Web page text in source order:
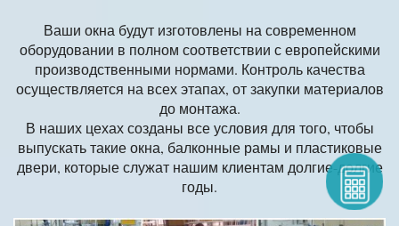
Ваши окна будут изготовлены на современном
оборудовании в полном соответствии с европейскими
производственными нормами. Контроль качества
осуществляется на всех этапах, от закупки материалов
до монтажа.
В наших цехах созданы все условия для того, чтобы
выпускать такие окна, балконные рамы и пластиковые
двери, которые служат нашим клиентам долгие-долгие
годы.